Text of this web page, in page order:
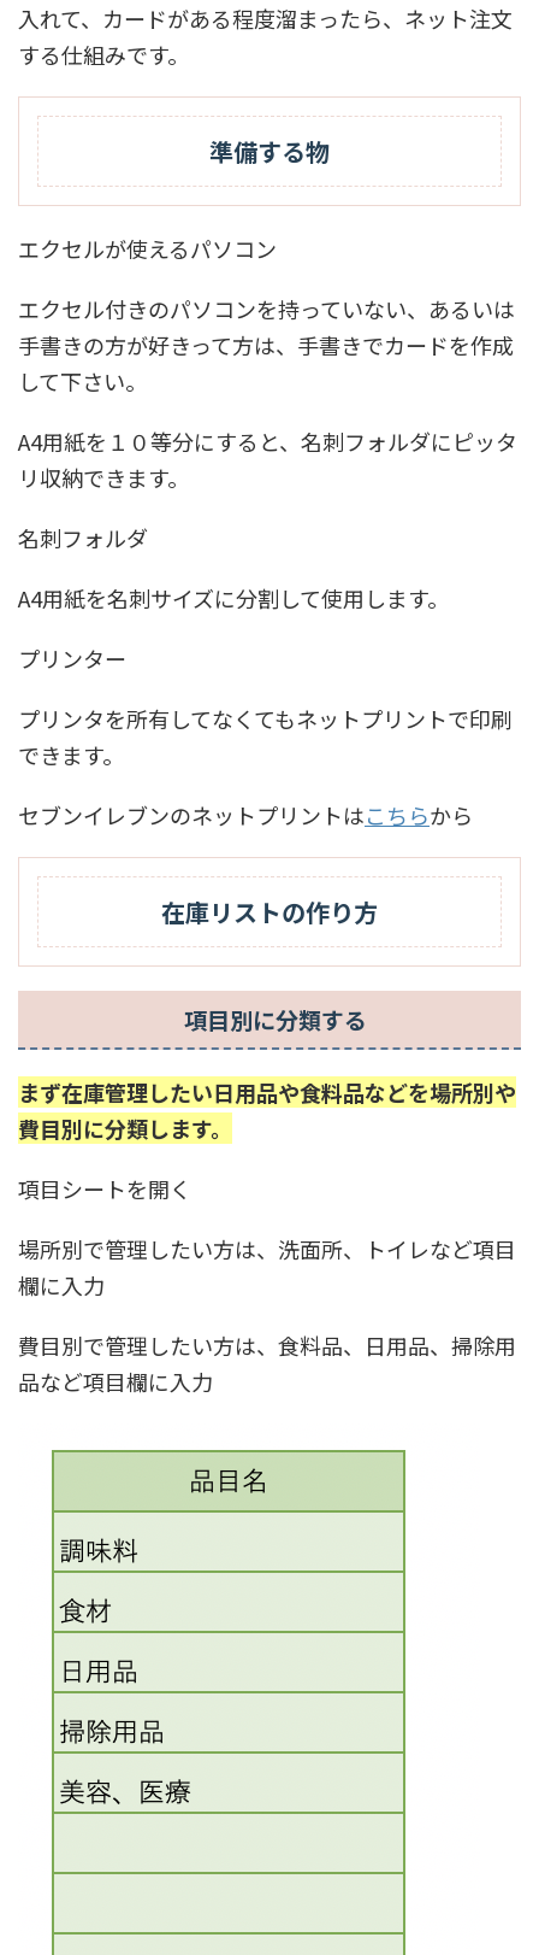
入れて、カードがある程度溜まったら、ネット注文
する仕組みです。
準備する物
エクセルが使えるパソコン
エクセル付きのパソコンを持っていない、あるいは
手書きの方が好きって方は、手書きでカードを作成
して下さい。
A4用紙を１０等分にすると、名刺フォルダにピッタ
リ収納できます。
名刺フォルダ
A4用紙を名刺サイズに分割して使用します。
プリンター
プリンタを所有してなくてもネットプリントで印刷
できます。
セブンイレブンのネットプリントはこちらから
在庫リストの作り方
項目別に分類する
まず在庫管理したい日用品や食料品などを場所別や
費目別に分類します。
項目シートを開く
場所別で管理したい方は、洗面所、トイレなど項目
欄に入力
費目別で管理したい方は、食料品、日用品、掃除用
品など項目欄に入力